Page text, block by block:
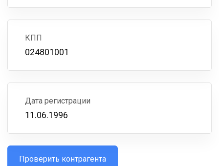
КПП
024801001
Дата регистрации
11.06.1996
Проверить контрагента